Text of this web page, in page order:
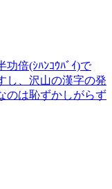
倍(ｼﾊﾝｺｳﾊﾞｲ)で
し、沢山の漢字の発
のは恥ずかしがらず